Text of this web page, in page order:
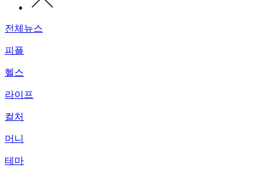
전체뉴스
피플
헬스
라이프
컬처
머니
테마